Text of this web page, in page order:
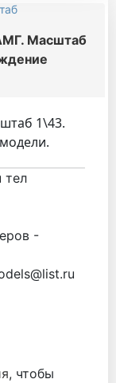
Масштаб
1\43.
тел
-
, чтобы